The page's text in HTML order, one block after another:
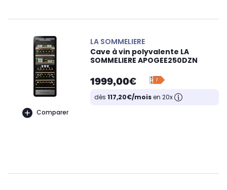
Comparer
LA SOMMELIERE
Cave à vin polyvalente LA
SOMMELIERE APOGEE250DZN
1999,00€
dès 117,20€/moisen 20x